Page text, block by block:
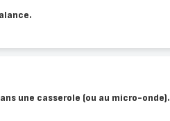
une casserole (ou au micro-onde).